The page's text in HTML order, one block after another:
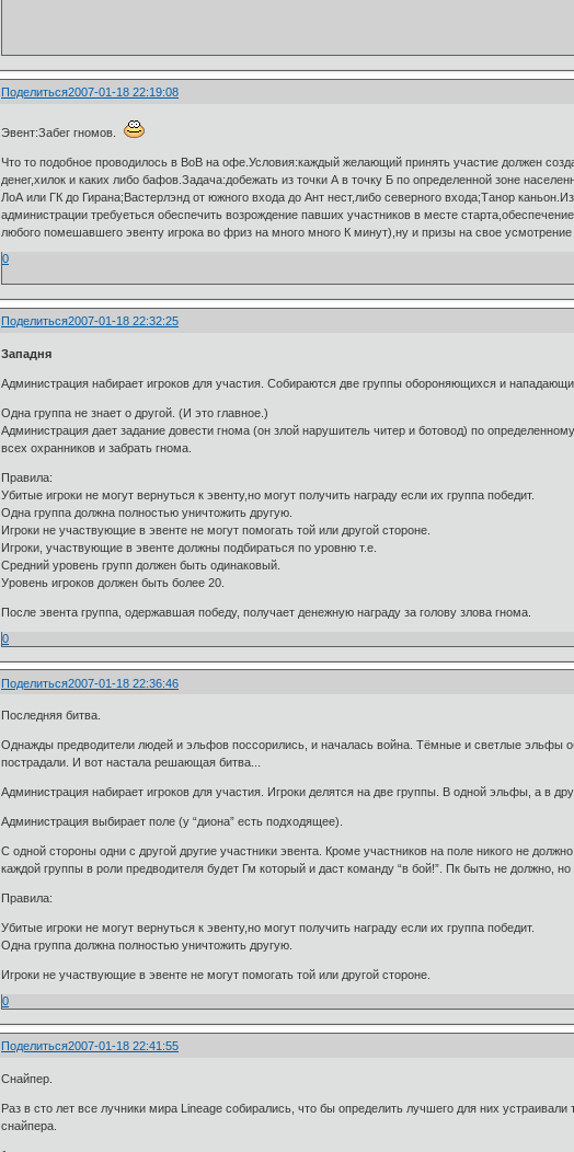
Поделиться2007-01-18 22:19:08
Эвент:Забег гномов.
Что то подобное проводилось в ВоВ на офе.Условия:каждый желающий принять участие должен
денег,хилок и каких либо бафов.Задача:добежать из точки А в точку Б по определенной зоне
ЛоА или ГК до Гирана;Вастерлэнд от южного входа до Ант нест,либо северного входа;Танор
администрации требуеться обеспечить возрождение павших участников в месте
любого помешавшего эвенту игрока во фриз на много много К минут),ну и призы на свое усмотрение
0
Поделиться2007-01-18 22:32:25
Западня
Администрация набирает игроков для участия. Собираются две группы обороняющихся и
Одна группа не знает о другой. (И это главное.)
Администрация дает задание довести гнома (он злой нарушитель читер и ботовод) по
всех охранников и забрать гнома.
Правила:
Убитые игроки не могут вернуться к эвенту,но могут получить награду если их группа победит.
Одна группа должна полностью уничтожить другую.
Игроки не участвующие в эвенте не могут помогать той или другой стороне.
Игроки, участвующие в эвенте должны подбираться по уровню т.е.
Средний уровень групп должен быть одинаковый.
Уровень игроков должен быть более 20.
После эвента группа, одержавшая победу, получает денежную награду за голову злова гнома.
0
Поделиться2007-01-18 22:36:46
Последняя битва.
Однажды предводители людей и эльфов поссорились, и началась война. Тёмные и светлые эльфы
пострадали. И вот настала решающая битва...
Администрация набирает игроков для участия. Игроки делятся на две группы. В одной эльфы, а в
Администрация выбирает поле (у “диона” есть подходящее).
С одной стороны одни с другой другие участники эвента. Кроме участников на поле никого не
каждой группы в роли предводителя будет Гм который и даст команду “в бой!”. Пк быть не должно,
Правила:
Убитые игроки не могут вернуться к эвенту,но могут получить награду если их группа победит.
Одна группа должна полностью уничтожить другую.
Игроки не участвующие в эвенте не могут помогать той или другой стороне.
0
Поделиться2007-01-18 22:41:55
Снайпер.
Раз в сто лет все лучники мира Lineage собирались, что бы определить лучшего для них
снайпера.